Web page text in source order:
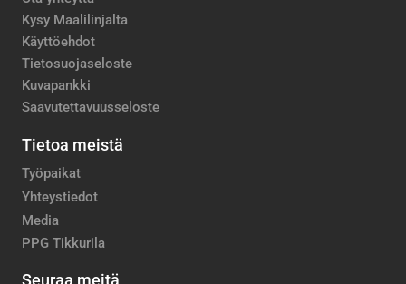
Kysy Maalilinjalta
Käyttöehdot
Tietosuojaseloste
Kuvapankki
Saavutettavuusseloste
Tietoa meistä
Työpaikat
Yhteystiedot
Media
PPG Tikkurila